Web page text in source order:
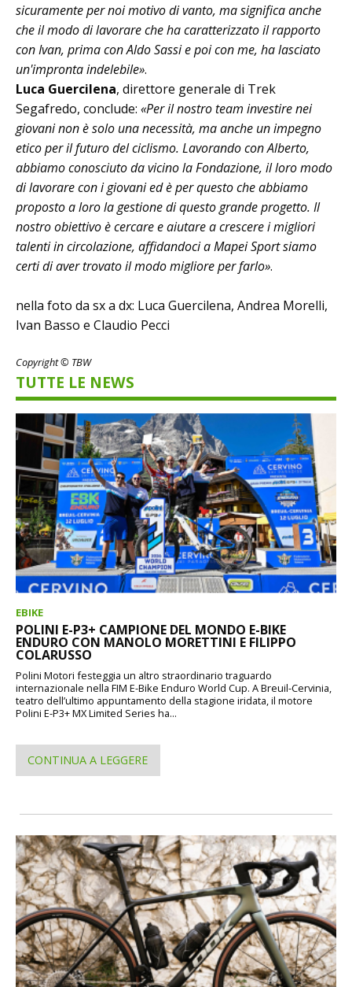
sicuramente per noi motivo di vanto, ma significa anche
che il modo di lavorare che ha caratterizzato il rapporto
con Ivan, prima con Aldo Sassi e poi con me, ha lasciato
un'impronta indelebile».
Luca Guercilena, direttore generale di Trek
Segafredo, conclude: «Per il nostro team investire nei
giovani non è solo una necessità, ma anche un impegno
etico per il futuro del ciclismo. Lavorando con Alberto,
abbiamo conosciuto da vicino la Fondazione, il loro modo
di lavorare con i giovani ed è per questo che abbiamo
proposto a loro la gestione di questo grande progetto. Il
nostro obiettivo è cercare e aiutare a crescere i migliori
talenti in circolazione, affidandoci a Mapei Sport siamo
certi di aver trovato il modo migliore per farlo».
nella foto da sx a dx: Luca Guercilena, Andrea Morelli,
Ivan Basso e Claudio Pecci
Copyright © TBW
TUTTE LE NEWS
EBIKE
POLINI E-P3+ CAMPIONE DEL MONDO E-BIKE
ENDURO CON MANOLO MORETTINI E FILIPPO
COLARUSSO
Polini Motori festeggia un altro straordinario traguardo
internazionale nella FIM E-Bike Enduro World Cup. A Breuil-Cervinia,
teatro dell’ultimo appuntamento della stagione iridata, il motore
Polini E-P3+ MX Limited Series ha...
CONTINUA A LEGGERE